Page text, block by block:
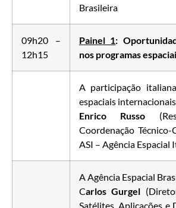
Brasileira
09h20 –
12h15
Painel 1:
nos programas
A participação
espaciais internacionais
Enrico Russo
Coordenação
ASI – Agência Espacial
A Agência Espacial
Carlos Gurgel
Satélites, Aplicações e